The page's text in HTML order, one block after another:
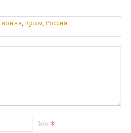
война, Крым, Россия
Ім'я *